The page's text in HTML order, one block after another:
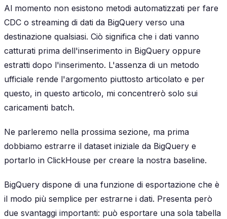
Al momento non esistono metodi automatizzati per fare
CDC o streaming di dati da BigQuery verso una
destinazione qualsiasi. Ciò significa che i dati vanno
catturati prima dell'inserimento in BigQuery oppure
estratti dopo l'inserimento. L'assenza di un metodo
ufficiale rende l'argomento piuttosto articolato e per
questo, in questo articolo, mi concentrerò solo sui
caricamenti batch.
Ne parleremo nella prossima sezione, ma prima
dobbiamo estrarre il dataset iniziale da BigQuery e
portarlo in ClickHouse per creare la nostra baseline.
BigQuery dispone di una funzione di esportazione che è
il modo più semplice per estrarne i dati. Presenta però
due svantaggi importanti: può esportare una sola tabella